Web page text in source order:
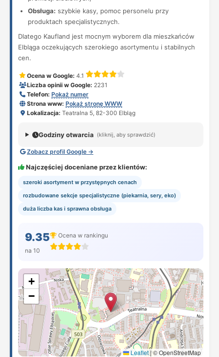
Obsługa: szybkie kasy, pomoc personelu przy
produktach specjalistycznych.
Dlatego Kaufland jest mocnym wyborem dla mieszkańców
Elbląga oczekujących szerokiego asortymentu i stabilnych
cen.
Ocena w Google: 4.1
Liczba opinii w Google: 2231
Telefon: Pokaż numer
Strona www: Pokaż stronę WWW
Lokalizacja: Teatralna 5, 82-300 Elbląg
Godziny otwarcia (kliknij, aby sprawdzić)
Zobacz profil Google →
Najczęściej doceniane przez klientów:
szeroki asortyment w przystępnych cenach
rozbudowane sekcje specjalistyczne (piekarnia, sery, eko)
duża liczba kas i sprawna obsługa
9.35
na 10
Ocena w rankingu
+
−
Leaflet|© OpenStreetMap